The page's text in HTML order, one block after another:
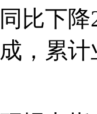
比下
，累